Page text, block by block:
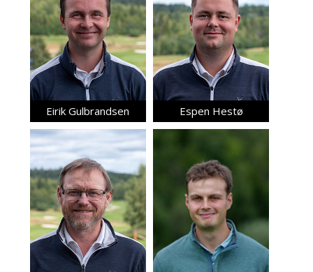
Eirik Gulbrandsen Espen Hestø